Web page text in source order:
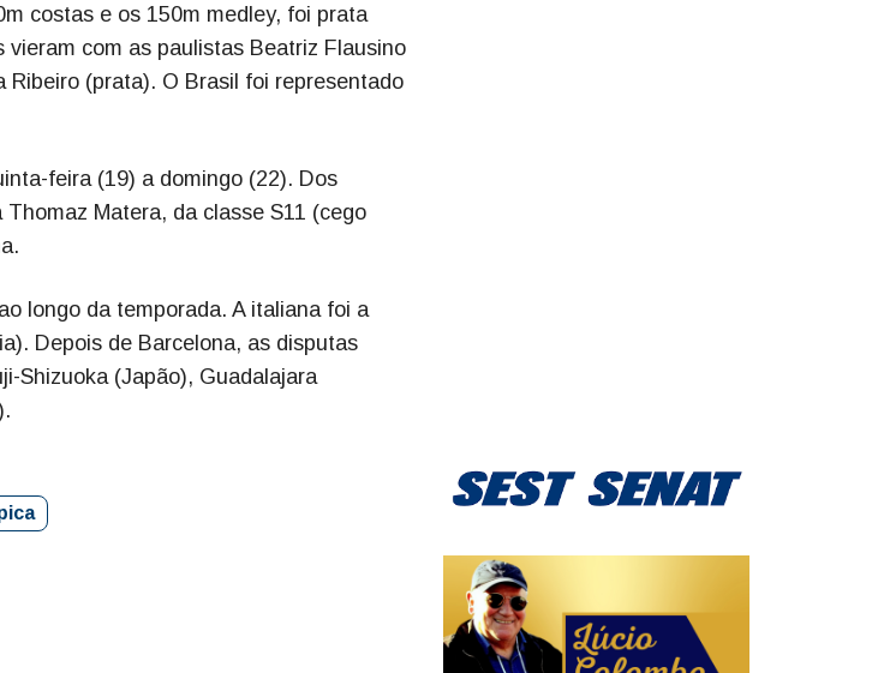
costas e os 150m medley, foi prata
com as paulistas Beatriz Flausino
Ribeiro (prata). O Brasil foi representado
feira (19) a domingo (22). Dos
Matera, da classe S11 (cego
longo da temporada. A italiana foi a
Depois de Barcelona, as disputas
Shizuoka (Japão), Guadalajara